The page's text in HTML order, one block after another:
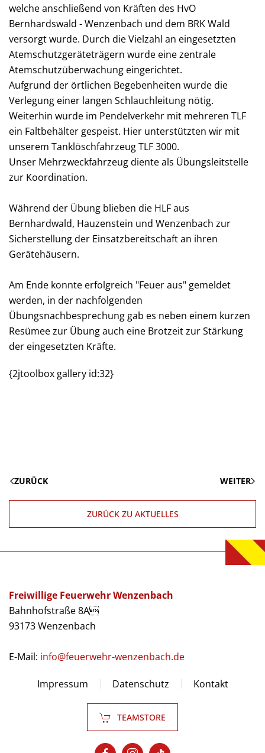
welche anschließend von Kräften des HvO
Bernhardswald - Wenzenbach und dem BRK Wald
versorgt wurde. Durch die Vielzahl an eingesetzten
Atemschutzgeräteträgern wurde eine zentrale
Atemschutzüberwachung eingerichtet.
Aufgrund der örtlichen Begebenheiten wurde die
Verlegung einer langen Schlauchleitung nötig.
Weiterhin wurde im Pendelverkehr mit mehreren TLF
ein Faltbehälter gespeist. Hier unterstützten wir mit
unserem Tanklöschfahrzeug TLF 3000.
Unser Mehrzweckfahrzeug diente als Übungsleitstelle
zur Koordination.
Während der Übung blieben die HLF aus
Bernhardwald, Hauzenstein und Wenzenbach zur
Sicherstellung der Einsatzbereitschaft an ihren
Gerätehäusern.
Am Ende konnte erfolgreich "Feuer aus" gemeldet
werden, in der nachfolgenden
Übungsnachbesprechung gab es neben einem kurzen
Resümee zur Übung auch eine Brotzeit zur Stärkung
der eingesetzten Kräfte.
{2jtoolbox gallery id:32}
ZURÜCK WEITER
ZURÜCK ZU AKTUELLES
Freiwillige Feuerwehr Wenzenbach
Bahnhofstraße 8A
93173 Wenzenbach
E-Mail: info@feuerwehr-wenzenbach.de
Impressum Datenschutz Kontakt
TEAMSTORE